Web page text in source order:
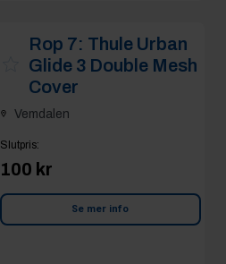
Rop 7: Thule Urban
Glide 3 Double Mesh
Cover
Vemdalen
Slutpris:
100 kr
Se mer info